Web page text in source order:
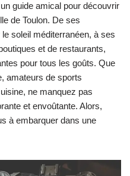
guide amical pour découvrir
de Toulon. De ses
soleil méditerranéen, à ses
et de restaurants,
pour tous les goûts. Que
amateurs de sports
ne manquez pas
et envoûtante. Alors,
à embarquer dans une